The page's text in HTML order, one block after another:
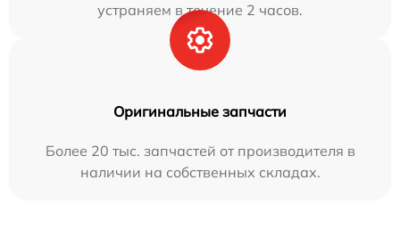
устраняем в течение 2 часов.
Оригинальные запчасти
Более 20 тыс. запчастей от производителя в
наличии на собственных складах.